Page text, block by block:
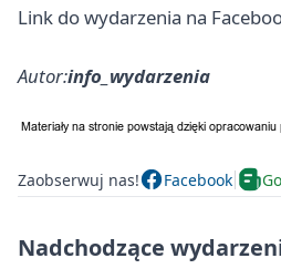
Link do wydarzenia na
Autor:info_wydarzenia
Zaobserwuj nas! Facebook
Nadchodzące